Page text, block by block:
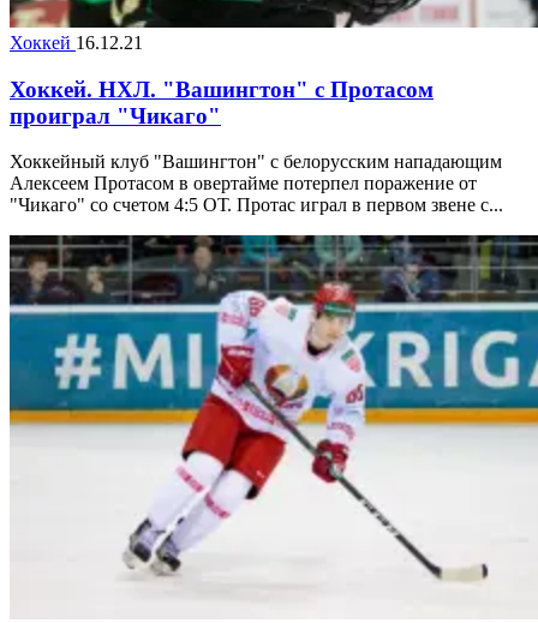
Хоккей 16.12.21
Хоккей. НХЛ. "Вашингтон" с Протасом
проиграл "Чикаго"
Хоккейный клуб "Вашингтон" с белорусским нападающим
Алексеем Протасом в овертайме потерпел поражение от
"Чикаго" со счетом 4:5 ОТ. Протас играл в первом звене с...